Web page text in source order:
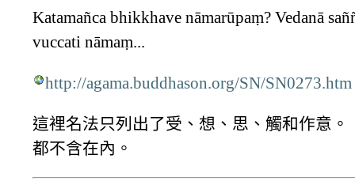
Katamañca bhikkhave nāmarūpaṃ? Vedanā
vuccati nāmaṃ...
http://agama.buddhason.org/SN/SN0273.htm
這裡名法只列出了受、想、思、觸和作意。
都不含在內。